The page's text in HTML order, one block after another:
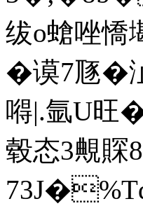
绂o螥唑憍
�谟7豗�
嘚|.氩U
毂态3覥